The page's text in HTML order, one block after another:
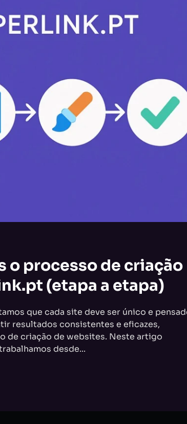
o processo de criação
(etapa a etapa)
que cada site deve ser único e
resultados consistentes e eficazes,
de criação de websites. Neste artigo
desde...